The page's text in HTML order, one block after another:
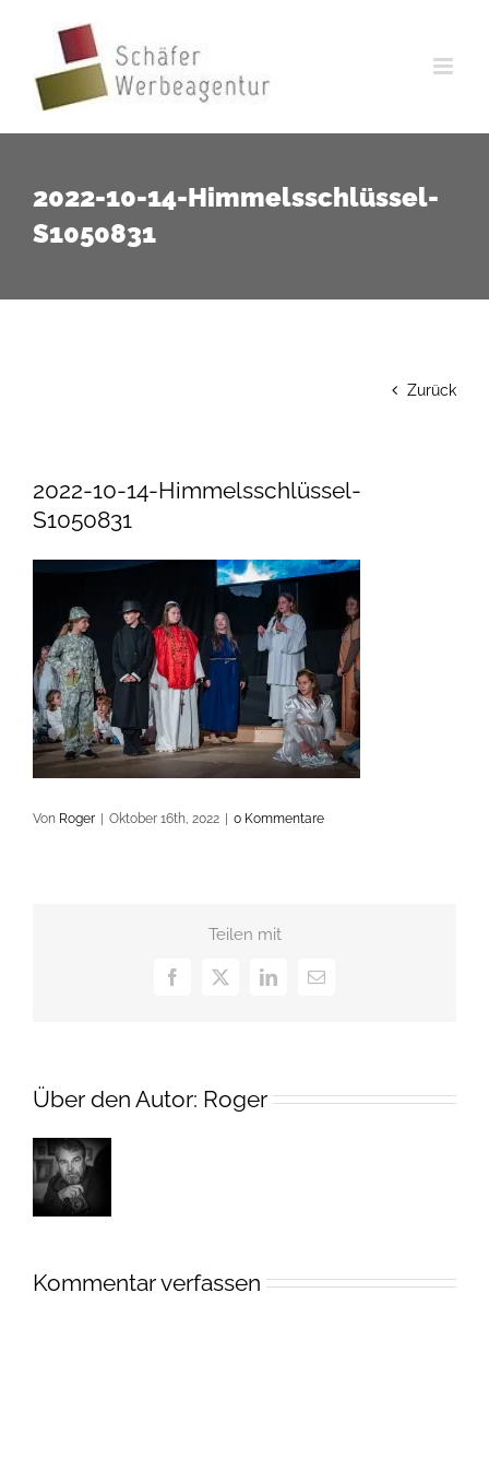
springen
2022-10-14-Himmelsschlüssel-
S1050831
Zurück
2022-10-14-Himmelsschlüssel-
S1050831
Von Roger Oktober 16th, 2022 0 Kommentare
Teilen mit
Facebook
X LinkedIn
E-
Über den Autor: Roger
Kommentar verfassen